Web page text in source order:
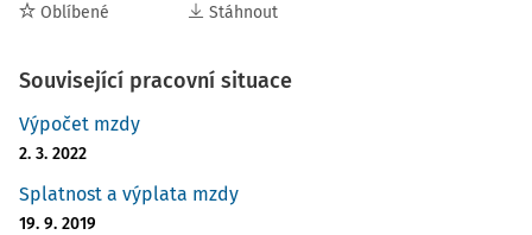
Oblíbené Stáhnout
Související pracovní situace
Výpočet mzdy
2. 3. 2022
Splatnost a výplata mzdy
19. 9. 2019